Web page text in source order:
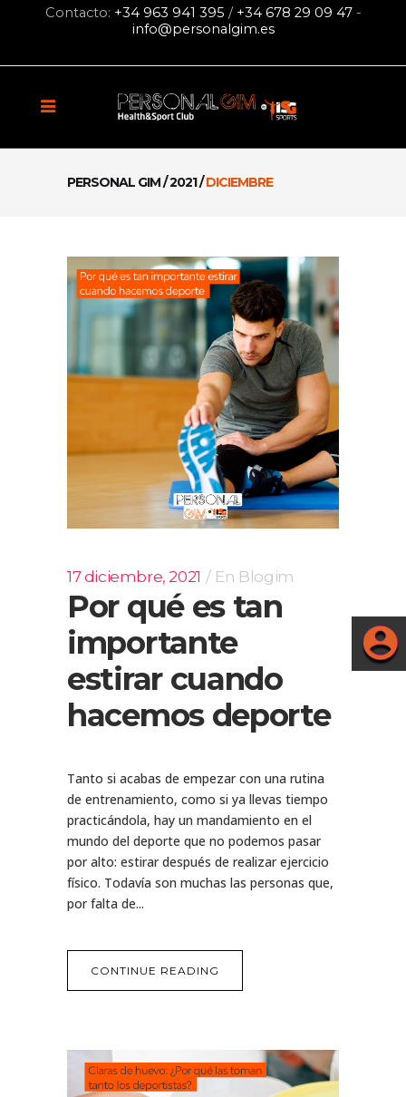
Contacto: +34 963 941 395 / +34 678 29 09 47-
info@personalgim.es
PERSONAL GIM/2021/DICIEMBRE
17 diciembre, 2021 En Blogim
Por qué es tan
importante
estirar cuando
hacemos deporte
Tanto si acabas de empezar con una rutina
de entrenamiento, como si ya llevas tiempo
practicándola, hay un mandamiento en el
mundo del deporte que no podemos pasar
por alto: estirar después de realizar ejercicio
físico. Todavía son muchas las personas que,
por falta de...
CONTINUE READING